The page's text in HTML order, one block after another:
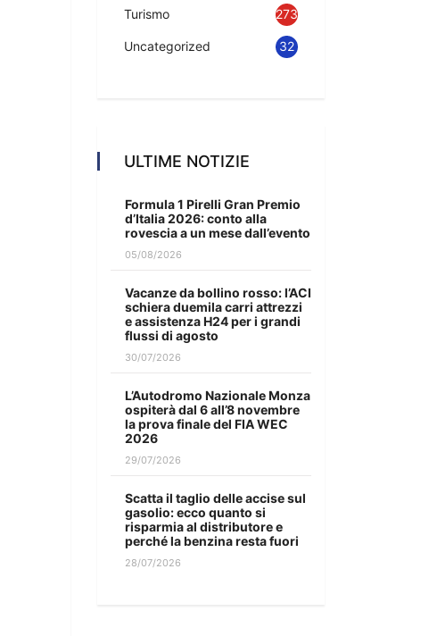
Turismo 273
Uncategorized 32
ULTIME NOTIZIE
Formula 1 Pirelli Gran Premio
d’Italia 2026: conto alla
rovescia a un mese dall’evento
05/08/2026
Vacanze da bollino rosso: l’ACI
schiera duemila carri attrezzi
e assistenza H24 per i grandi
flussi di agosto
30/07/2026
L’Autodromo Nazionale Monza
ospiterà dal 6 all’8 novembre
la prova finale del FIA WEC
2026
29/07/2026
Scatta il taglio delle accise sul
gasolio: ecco quanto si
risparmia al distributore e
perché la benzina resta fuori
28/07/2026